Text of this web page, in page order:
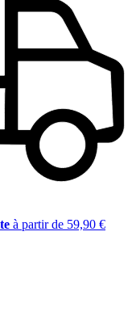
à partir de 59,90 €